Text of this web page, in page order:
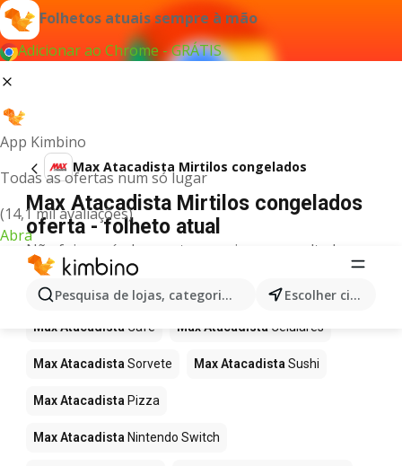
Folhetos atuais sempre à mão
Adicionar ao Chrome - GRÁTIS
App Kimbino
Todas as ofertas num só lugar
(14,1 mil avaliações)
Abra
Pesquisa de lojas, categorias,produtos... Escolher cidade
Max Atacadista Mirtilos congelados
Max Atacadista Mirtilos congelados
oferta - folheto atual
Não foi possível encontrar quaisquer resultados
para este termo.
Mais produtos em Max Atacadista
Max Atacadista Café Max Atacadista Celulares
Max Atacadista Sorvete Max Atacadista Sushi
Max Atacadista Pizza
Max Atacadista Nintendo Switch